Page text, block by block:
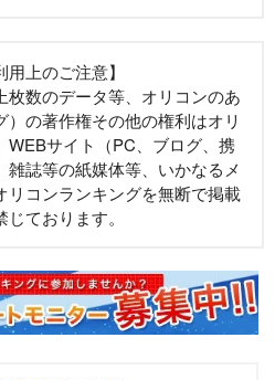
上のご注意】
枚数のデータ等、オリコンのあ
の著作権その他の権利はオリ
WEBサイト（PC、ブログ、携
誌等の紙媒体等、いかなるメ
リコンランキングを無断で掲載
ております。